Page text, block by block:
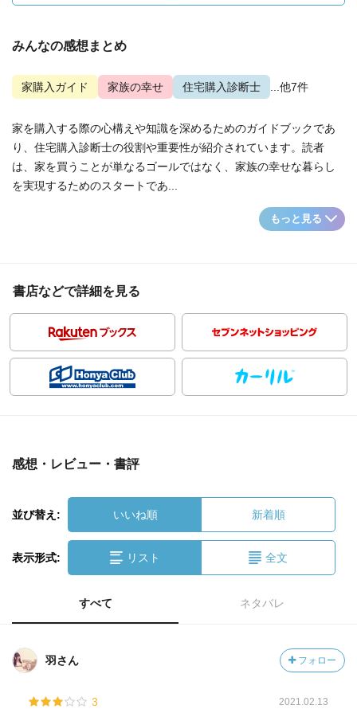
みんなの感想まとめ
家購入ガイド 家族の幸せ 住宅購入診断士 ...他7件
家を購入する際の心構えや知識を深めるためのガイドブックであ
り、住宅購入診断士の役割や重要性が紹介されています。読者
は、家を買うことが単なるゴールではなく、家族の幸せな暮らし
を実現するためのスタートであ...
もっと見る
書店などで詳細を見る
感想・レビュー・書評
並び替え: いいね順 新着順
表示形式: リスト 全文
すべて ネタバレ
羽さん フォロー
3 2021.02.13